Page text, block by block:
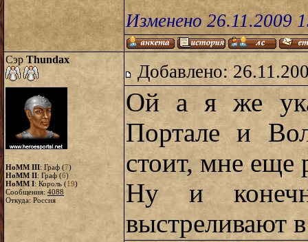
Изменено 26.11.2009
Сэр Thundax
HoMM III: Граф (7)
HoMM II: Граф (6)
HoMM I: Король (19)
Сообщения: 4088
Откуда: Россия
Добавлено:
Ой а я же
Портале и
стоит, мне еще
Ну и
выстреливают